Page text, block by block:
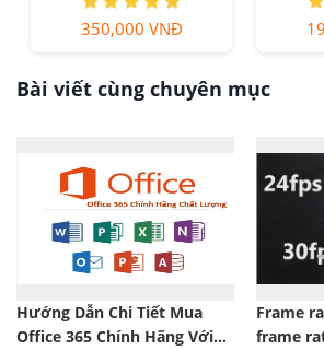
350,000 VNĐ
Bài viết cùng chuyên mục
Hướng Dẫn Chi Tiết Mua
Office 365 Chính Hãng Với
Frame
frame